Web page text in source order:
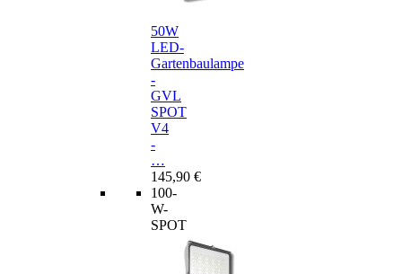
50W
LED-
Gartenbaulampe
-
GVL
SPOT
V4
-
…
145,90 €
100-
W-
SPOT